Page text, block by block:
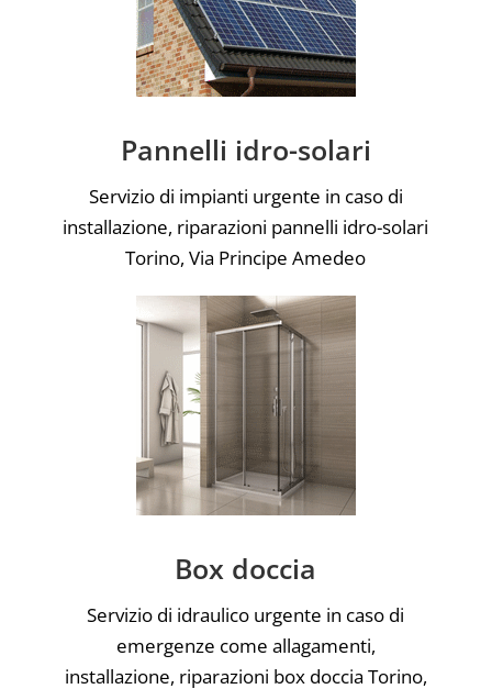
Pannelli idro-solari
Servizio di impianti urgente in caso di
installazione, riparazioni pannelli idro-solari
Torino, Via Principe Amedeo
Box doccia
Servizio di idraulico urgente in caso di
emergenze come allagamenti,
installazione, riparazioni box doccia Torino,